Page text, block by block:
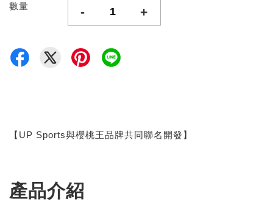
數量 - +
【UP Sports與櫻桃王品牌共同聯名開發】
產品介紹